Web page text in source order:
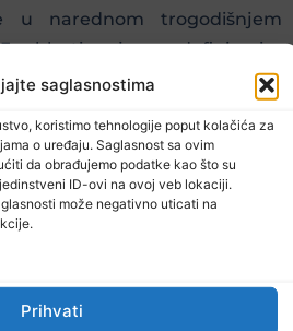
saglasnostima
koristimo tehnologije poput kolačića za
o uređaju. Saglasnost sa ovim
da obrađujemo podatke kao što su
ID-ovi na ovoj veb lokaciji.
može negativno uticati na
Prihvati
u narednom trogodišnjem
oblasti s jasno definiranim
koje se namjeravaju provesti.
finansijama, zelena
transformacija, te poslovno
sive ekonomije, kao i
inovacije. Također, uključuju
integracije, tržišta energije i
industriju i usluge,
zapošljavanje i tržište rada,
zaštitu, kao i inkluzija,